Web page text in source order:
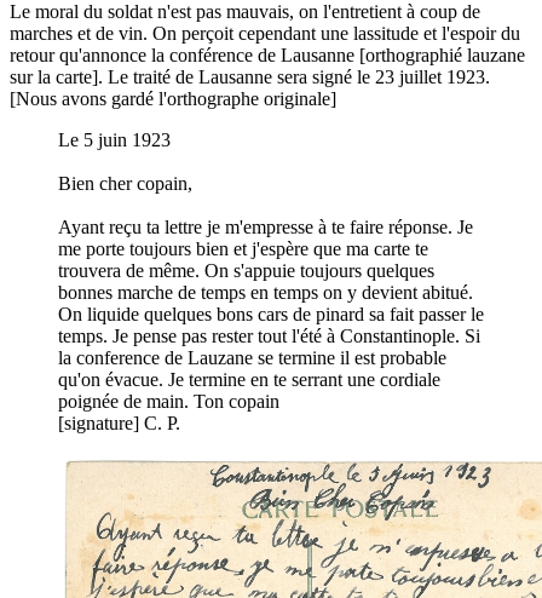
Le moral du soldat n'est pas mauvais, on l'entretient à coup de
marches et de vin. On perçoit cependant une lassitude et l'espoir du
retour qu'annonce la conférence de Lausanne [orthographié lauzane
sur la carte]. Le traité de Lausanne sera signé le 23 juillet 1923.
[Nous avons gardé l'orthographe originale]
Le 5 juin 1923
Bien cher copain,
Ayant reçu ta lettre je m'empresse à te faire réponse. Je
me porte toujours bien et j'espère que ma carte te
trouvera de même. On s'appuie toujours quelques
bonnes marche de temps en temps on y devient abitué.
On liquide quelques bons cars de pinard sa fait passer le
temps. Je pense pas rester tout l'été à Constantinople. Si
la conference de Lauzane se termine il est probable
qu'on évacue. Je termine en te serrant une cordiale
poignée de main. Ton copain
[signature] C. P.